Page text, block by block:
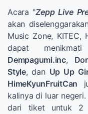
Acara "Zepp Live
akan
Music Zone, KITEC,
dapat
Dempagumi.inc,
Style, dan Up Up
HimeKyunFruitCan
kalinya di luar
dari tiket untuk 2